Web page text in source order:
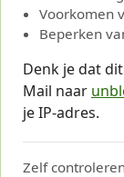
Voorkomen
Beperken
Denk je dat
Mail naar
je IP-adres.
Zelf